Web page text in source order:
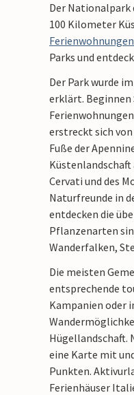
Der Nationalpark
100 Kilometer
Parks und
Der Park wurde
erklärt. Beginnen
erstreckt sich
Fuße der
Küstenlandschaft
Cervati und des
Naturfreunde in
entdecken die
Pflanzenarten
Wanderfalken,
Die meisten
entsprechende
Kampanien oder
Hügellandschaft.
eine Karte mit
Punkten.
Ferienhäuser